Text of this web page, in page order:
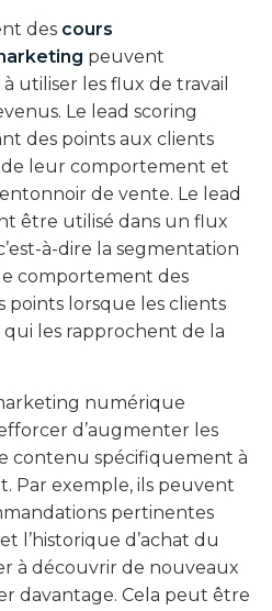
des cours
peuvent
utiliser les flux de travail
Le lead scoring
des points aux clients
leur comportement et
de vente. Le lead
être utilisé dans un flux
à-dire la segmentation
comportement des
points lorsque les clients
les rapprochent de la
numérique
d’augmenter les
contenu spécifiquement à
Par exemple, ils peuvent
pertinentes
l’historique d’achat du
à découvrir de nouveaux
davantage. Cela peut être